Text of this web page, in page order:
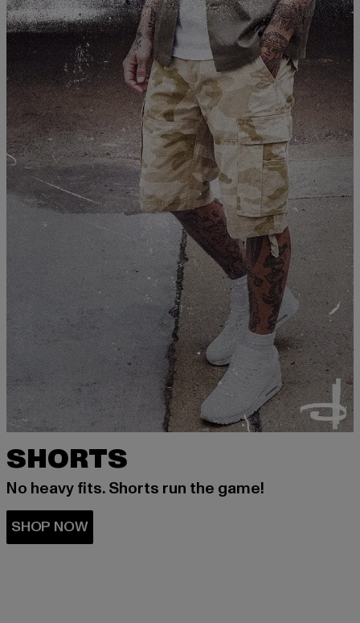
SHORTS
No heavy fits. Shorts run the game!
SHOP NOW